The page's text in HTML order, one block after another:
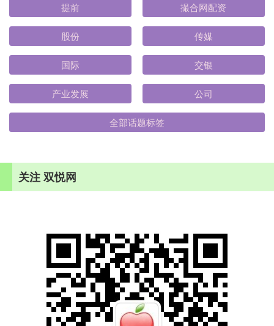
提前 撮合网配资
股份 传媒
国际 交银
产业发展 公司
全部话题标签
关注 双悦网